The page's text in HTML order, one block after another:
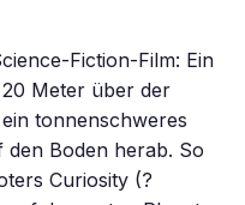
Fiction-Film: Ein
Meter über der
tonnenschweres
den Boden herab. So
Curiosity (?